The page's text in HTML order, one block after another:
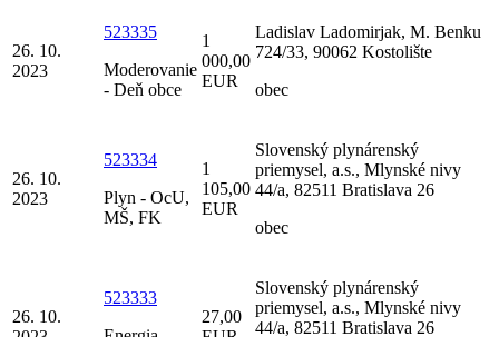
26. 10.
2023
523335
Moderovanie
- Deň obce
1
000,00
EUR
Ladislav Ladomirjak, M. Benku
724/33, 90062 Kostolište
obec
26. 10.
2023
523334
Plyn - OcU,
MŠ, FK
1
105,00
EUR
Slovenský plynárenský
priemysel, a.s., Mlynské nivy
44/a, 82511 Bratislava 26
obec
26. 10.
523333
27,00
Slovenský plynárenský
priemysel, a.s., Mlynské nivy
44/a, 82511 Bratislava 26